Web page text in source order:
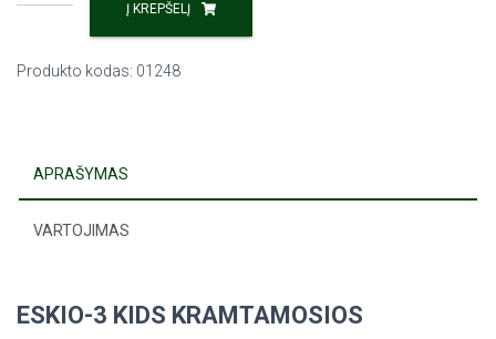
Į KREPŠELĮ
Produkto kodas: 01248
APRAŠYMAS
VARTOJIMAS
ESKIO-3 KIDS KRAMTAMOSIOS